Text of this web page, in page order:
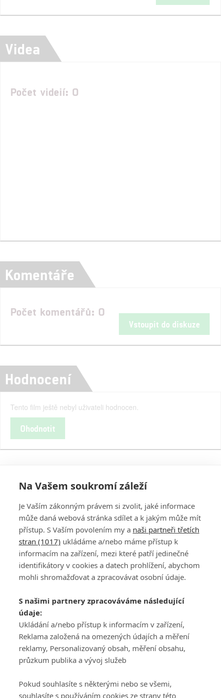
Videa
Počet videií: 0
Komentáře
Počet komentářů: 0
Vstoupit do diskuze
Hodnocení
Tento film ještě nebyl uživateli hodnocen.
Ohodnotit
PŘIHLÁSIT
REGISTROVAT
DISKUZE
Šéfredaktorkou webu jePetr Slavík, e-mailserialy@fandimefilmu.cz
Máte-li zájem o inzerci na našem webu napište nám na e-mail
studio@koncal.com
Ochrana osobních údajů|Zásady používání cookies |Pravidla webu
Upravit nastavení soukromí
Na Vašem soukromí záleží
Je Vaším zákonným právem si zvolit, jaké informace
může daná webová stránka sdílet a k jakým může mít
přístup. S Vaším povolením my a naši partneři třetích
stran (1017) ukládáme a/nebo máme přístup k
informacím na zařízení, mezi které patří jedinečné
identifikátory v cookies a datech prohlížení, abychom
mohli shromažďovat a zpracovávat osobní údaje.
S našimi partnery zpracováváme následující
údaje:
Ukládání a/nebo přístup k informacím v zařízení,
Reklama založená na omezených údajích a měření
reklamy, Personalizovaný obsah, měření obsahu,
průzkum publika a vývoj služeb
Pokud souhlasíte s některými nebo se všemi,
souhlasíte s používáním cookies ze strany této